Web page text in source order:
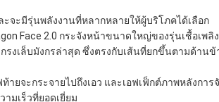
ะจะมีรุ่นพลังงานที่หลากหลายให้ผู้บริโภคได้เลือก
Face 2.0 กระจังหน้าขนาดใหญ่ของรุ่นเชื้อเพลิ
เล็บมังกรล่าสุด ซึ่งตรงกับเส้นที่ยกขึ้นตามด้านข้า
ยจะกระจายไปถึงเอว และเอฟเฟ็กต์ภาพหลังการ
มเร็วที่ยอดเยี่ยม